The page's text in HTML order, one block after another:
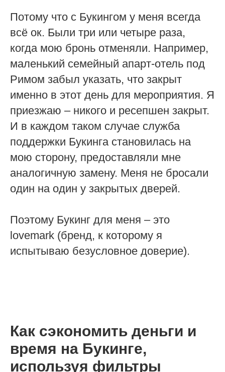
Потому что с Букингом у меня всегда
всё ок. Были три или четыре раза,
когда мою бронь отменяли. Например,
маленький семейный апарт-отель под
Римом забыл указать, что закрыт
именно в этот день для мероприятия. Я
приезжаю – никого и ресепшен закрыт.
И в каждом таком случае служба
поддержки Букинга становилась на
мою сторону, предоставляли мне
аналогичную замену. Меня не бросали
один на один у закрытых дверей.
Поэтому Букинг для меня – это
lovemark (бренд, к которому я
испытываю безусловное доверие).
Как сэкономить деньги и
время на Букинге,
используя фильтры